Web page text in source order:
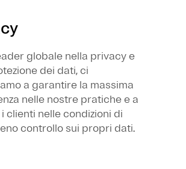
globale nella privacy e
dei dati, ci
a garantire la massima
nelle nostre pratiche e a
clienti nelle condizioni di
controllo sui propri dati.